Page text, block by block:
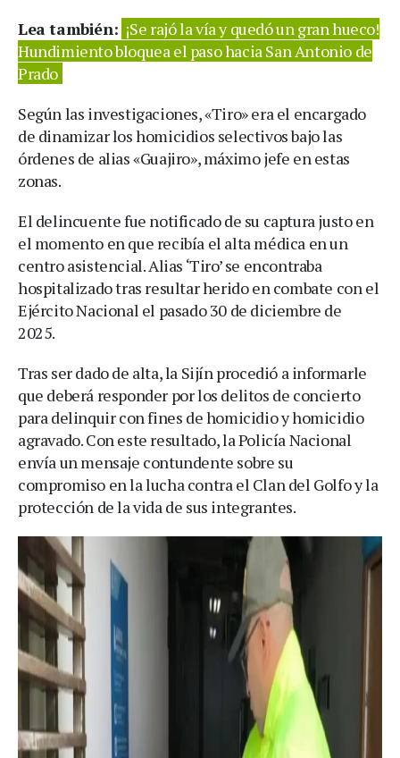
Lea también: ¡Se rajó la vía y quedó un gran hueco!
Hundimiento bloquea el paso hacia San Antonio de
Prado
Según las investigaciones, «Tiro» era el encargado
de dinamizar los homicidios selectivos bajo las
órdenes de alias «Guajiro», máximo jefe en estas
zonas.
El delincuente fue notificado de su captura justo en
el momento en que recibía el alta médica en un
centro asistencial. Alias ‘Tiro’ se encontraba
hospitalizado tras resultar herido en combate con el
Ejército Nacional el pasado 30 de diciembre de
2025.
Tras ser dado de alta, la Sijín procedió a informarle
que deberá responder por los delitos de concierto
para delinquir con fines de homicidio y homicidio
agravado. Con este resultado, la Policía Nacional
envía un mensaje contundente sobre su
compromiso en la lucha contra el Clan del Golfo y la
protección de la vida de sus integrantes.